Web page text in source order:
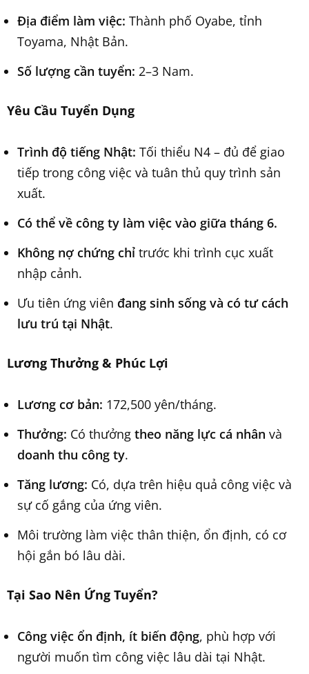
Địa điểm làm việc: Thành phố Oyabe, tỉnh
Toyama, Nhật Bản.
Số lượng cần tuyển: 2–3 Nam.
Yêu Cầu Tuyển Dụng
Trình độ tiếng Nhật: Tối thiểu N4 – đủ để giao
tiếp trong công việc và tuân thủ quy trình sản
xuất.
Có thể về công ty làm việc vào giữa tháng 6.
Không nợ chứng chỉ trước khi trình cục xuất
nhập cảnh.
Ưu tiên ứng viên đang sinh sống và có tư cách
lưu trú tại Nhật.
Lương Thưởng & Phúc Lợi
Lương cơ bản: 172,500 yên/tháng.
Thưởng: Có thưởng theo năng lực cá nhân và
doanh thu công ty.
Tăng lương: Có, dựa trên hiệu quả công việc và
sự cố gắng của ứng viên.
Môi trường làm việc thân thiện, ổn định, có cơ
hội gắn bó lâu dài.
Tại Sao Nên Ứng Tuyển?
Công việc ổn định, ít biến động, phù hợp với
người muốn tìm công việc lâu dài tại Nhật.